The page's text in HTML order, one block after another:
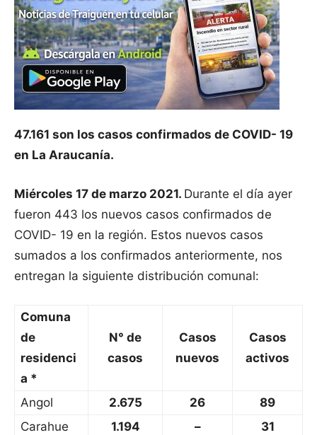
47.161 son los casos confirmados de COVID- 19
en La Araucanía.
Miércoles 17 de marzo 2021. Durante el día ayer
fueron 443 los nuevos casos confirmados de
COVID- 19 en la región. Estos nuevos casos
sumados a los confirmados anteriormente, nos
entregan la siguiente distribución comunal:
Comuna
de
residenci
a *
N° de
casos
Casos
nuevos
Casos
activos
Angol 2.675 26
89
Carahue
1.194 –
31